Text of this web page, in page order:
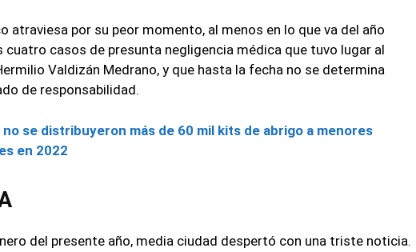
atraviesa por su peor momento, al menos en lo que va del año
casos de presunta negligencia médica que tuvo lugar al
Valdizán Medrano, y que hasta la fecha no se determina
de responsabilidad.
se distribuyeron más de 60 mil kits de abrigo a menores
en 2022
del presente año, media ciudad despertó con una triste noticia.